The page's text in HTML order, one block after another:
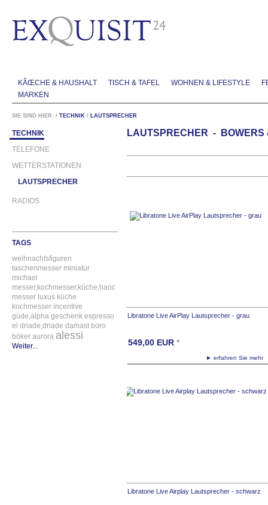
KÃŒCHE & HAUSHALT TISCH & TAFEL WOHNEN & LIFESTYLE
MARKEN
SIE SIND HIER: / TECHNIK / LAUTSPRECHER
TECHNIK
TELEFONE
WETTERSTATIONEN
LAUTSPRECHER
RADIOS
TAGS
weihnachtsfiguren
taschenmesser miniatur
michael
messer,kochmesser,küche,handgefertigt
messer luxus küche
kochmesser incentive
güde,alpha geschenk espresso
el driade,driade damast büro
böker aurora alessi
Weiter...
LAUTSPRECHER - BOWERS
Libratone Live AirPlay Lautsprecher - grau
► erfahren Sie
549,00 EUR *
Libratone Live Airplay Lautsprecher - schwarz